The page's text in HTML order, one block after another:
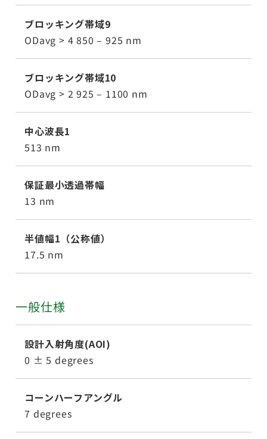
ブロッキング帯域9
ODavg > 4 850 – 925 nm
ブロッキング帯域10
ODavg > 2 925 – 1100 nm
中心波長1
513 nm
保証最小透過帯幅
13 nm
半値幅1（公称値）
17.5 nm
一般仕様
設計入射角度(AOI)
0 ± 5 degrees
コーンハーフアングル
7 degrees